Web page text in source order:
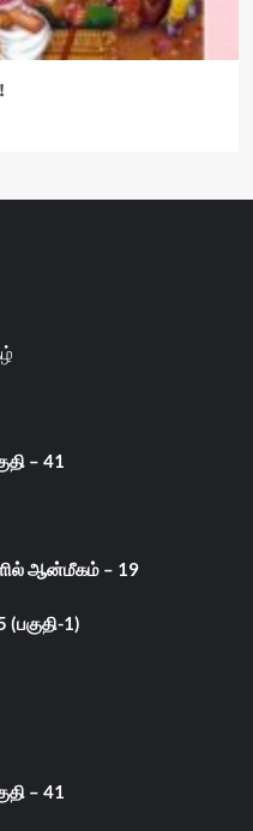
– 41
ஆன்மீகம் – 19
(பகுதி-1)
– 41